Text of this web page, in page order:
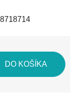
DO KOŠÍKA